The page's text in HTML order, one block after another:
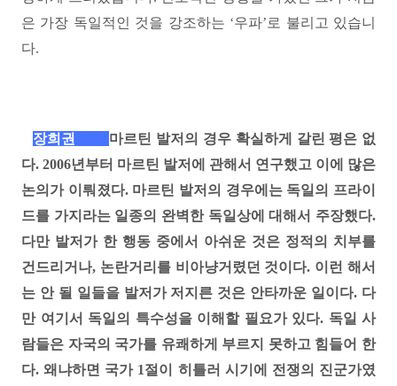
은 가장 독일적인 것을 강조하는 ‘우파’ 로 불리고 있습니
다.
장희권
마르틴 발저의 경우 확실하게 갈린 평은 없
다. 2006년부터 마르틴 발저에 관해서 연구했고 이에 많은
논의가 이뤄졌다. 마르틴 발저의 경우에는 독일의 프라이
드를 가지라는 일종의 완벽한 독일상에 대해서 주장했다.
다만 발저가 한 행동 중에서 아쉬운 것은 정적의 치부를
건드리거나, 논란거리를 비아냥거렸던 것이다. 이런 해서
는 안 될 일들을 발저가 저지른 것은 안타까운 일이다. 다
만 여기서 독일의 특수성을 이해할 필요가 있다. 독일 사
람들은 자국의 국가를 유쾌하게 부르지 못하고 힘들어 한
다.왜냐하면 국가 1절이 히틀러 시기에 전쟁의 진군가였